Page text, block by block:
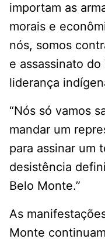
importam as
morais e
nós, somos
e assassinato do
liderança
“Nós só vamos
mandar um
para assinar um
desistência
Belo Monte.”
As
Monte